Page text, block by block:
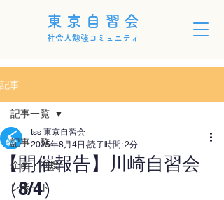
東京自習会
社会人勉強コミュニティ
記事
記事一覧
企画・制度
レポート
記事一覧
【開催報告】川崎自習会
（8/4）
tss 東京自習会
2025年8月4日 読了時間: 2分